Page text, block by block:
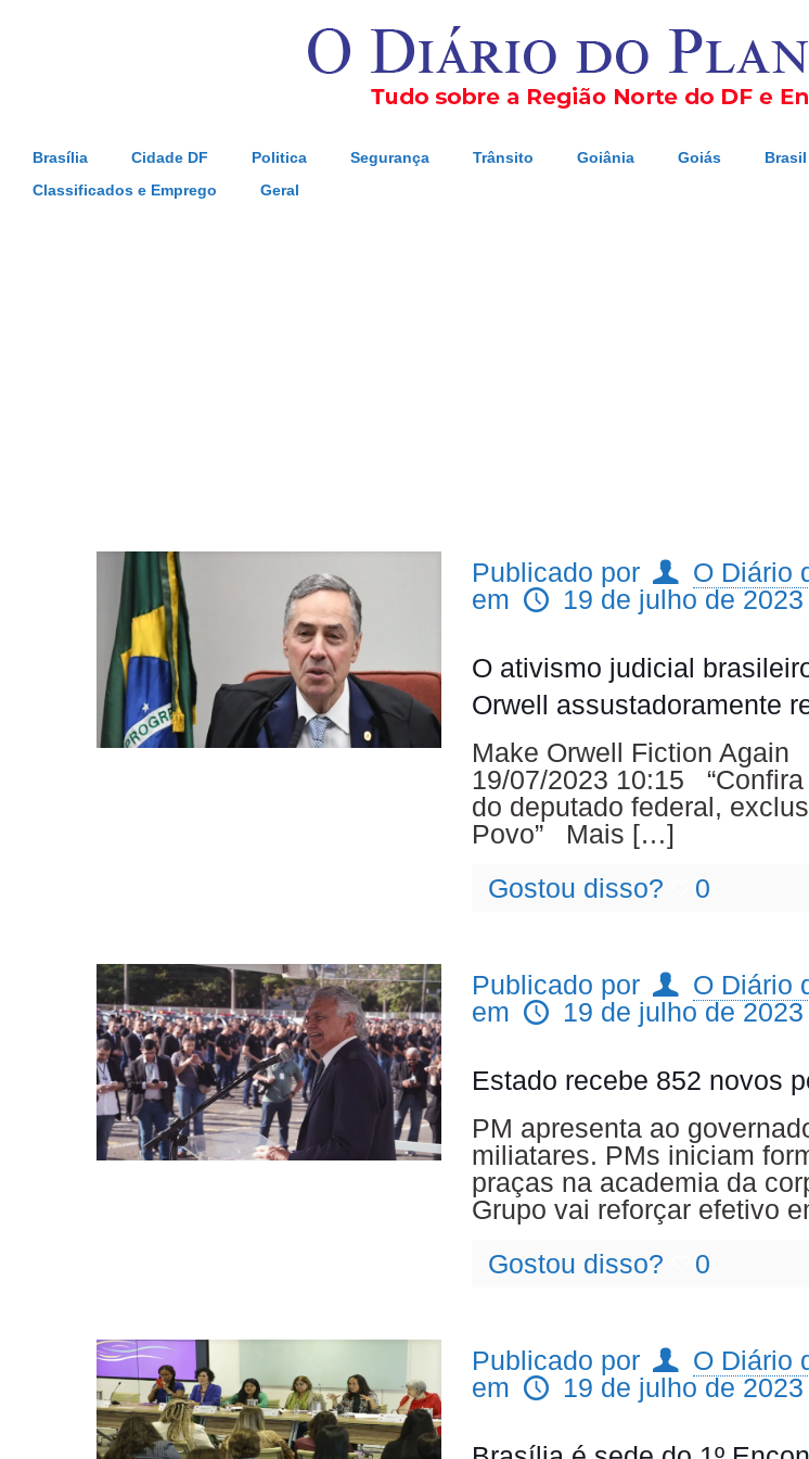
Brasília Cidade DF Politica Segurança Trânsito Goiânia Goiás Brasil
Classificados e Emprego
Geral
Publicado por
O Diário
em
19 de julho de 2023
O ativismo judicial
Orwell assustadoramente
Make Orwell Fiction
19/07/2023 10:15
do deputado federal,
Povo” Mais […]
Gostou disso?
0
Publicado por
O Diário
em
19 de julho de 2023
Estado recebe 852 novos
PM apresenta ao
miliatares. PMs iniciam
praças na academia da
Grupo vai reforçar efetivo
Gostou disso?
0
Publicado por
O Diário
em
19 de julho de 2023